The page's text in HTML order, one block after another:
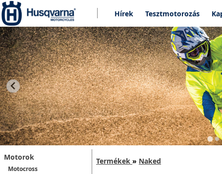
Hírek Tesztmotorozás
Motorok
Motocross
Termékek » Naked